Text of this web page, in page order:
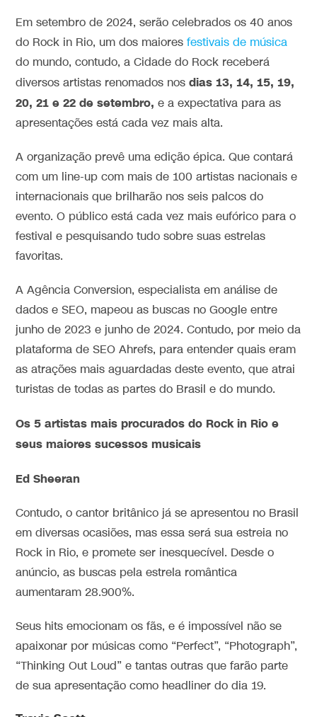
Em setembro de 2024, serão celebrados os 40 anos
do Rock in Rio, um dos maioresfestivais de música
do mundo, contudo, a Cidade do Rock receberá
diversos artistas renomados nosdias 13, 14, 15, 19,
20, 21 e 22 de setembro, e a expectativa para as
apresentações está cada vez mais alta.
A organização prevê uma edição épica. Que contará
com um line-up com mais de 100 artistas nacionais e
internacionais que brilharão nos seis palcos do
evento. O público está cada vez mais eufórico para o
festival e pesquisando tudo sobre suas estrelas
favoritas.
A Agência Conversion, especialista em análise de
dados e SEO, mapeou as buscas no Google entre
junho de 2023 e junho de 2024. Contudo, por meio da
plataforma de SEO Ahrefs, para entender quais eram
as atrações mais aguardadas deste evento, que atrai
turistas de todas as partes do Brasil e do mundo.
Os 5 artistas mais procurados do Rock in Rio e
seus maiores sucessos musicais
Ed Sheeran
Contudo, o cantor britânico já se apresentou no Brasil
em diversas ocasiões, mas essa será sua estreia no
Rock in Rio, e promete ser inesquecível. Desde o
anúncio, as buscas pela estrela romântica
aumentaram 28.900%.
Seus hits emocionam os fãs, e é impossível não se
apaixonar por músicas como “Perfect”, “Photograph”,
“Thinking Out Loud” e tantas outras que farão parte
de sua apresentação como headliner do dia 19.